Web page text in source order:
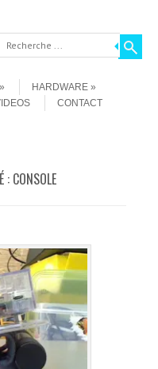
HARDWARE
CONTACT
: CONSOLE